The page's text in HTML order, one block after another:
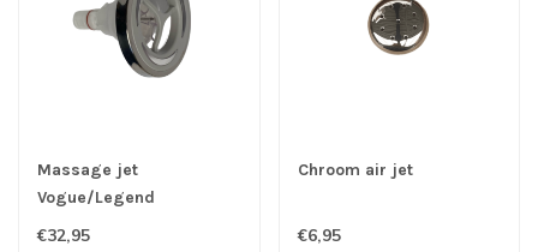
Massage jet
Vogue/Legend
€32,95
Chroom air jet
€6,95